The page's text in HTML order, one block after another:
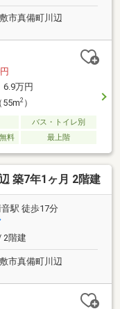
市真備町川辺
6.9万円
55m2）
バス・トイレ別
料 最上階
築7年1ヶ月 2階建
駅 徒歩17分
2階建
市真備町川辺